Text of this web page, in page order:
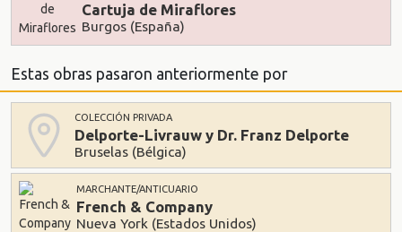
Cartuja de Miraflores
Burgos (España)
Estas obras pasaron anteriormente por
COLECCIÓN PRIVADA
Delporte-Livrauw y Dr. Franz Delporte
Bruselas (Bélgica)
MARCHANTE/ANTICUARIO
French & Company
Nueva York (Estados Unidos)